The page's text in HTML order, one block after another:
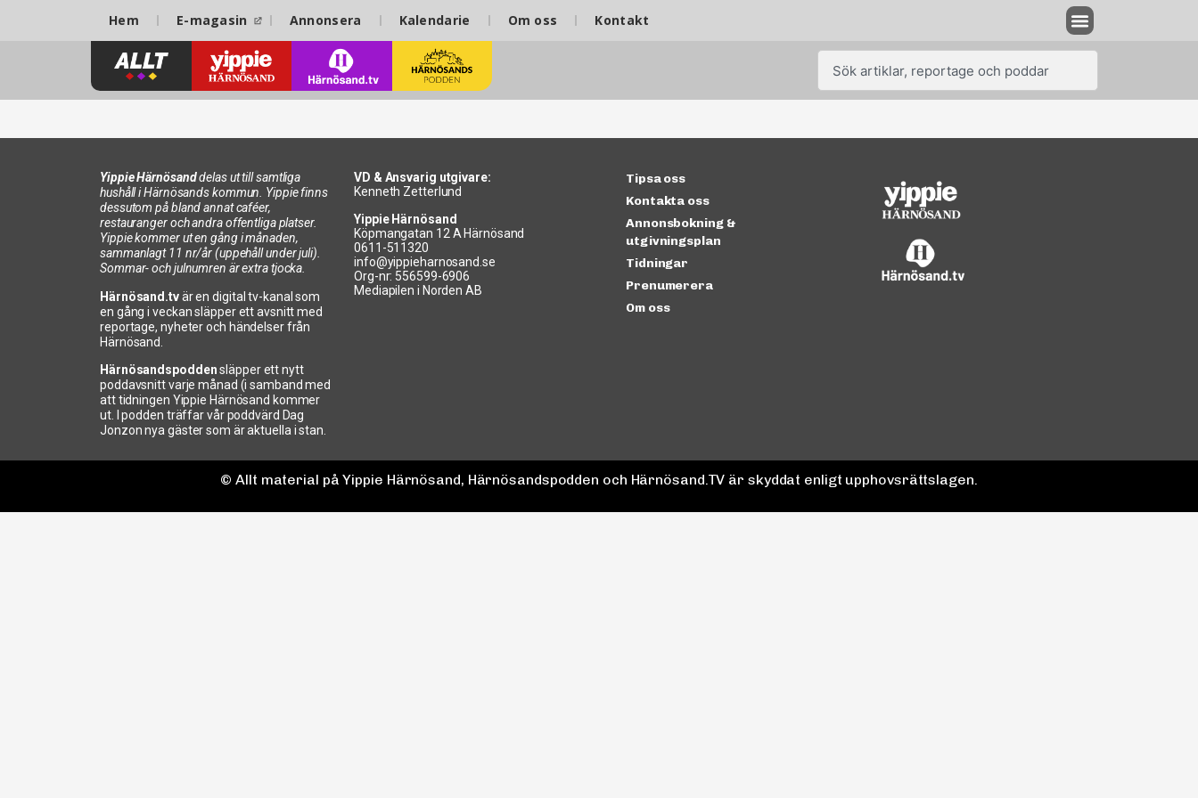
Hem E-magasin Annonsera Kalendarie Om oss Kontakt
Yippie Härnösanddelas ut till samtliga
hushåll i Härnösands kommun. Yippie finns
dessutom på bland annat caféer,
restauranger och andra offentliga platser.
Yippie kommer ut en gång i månaden,
sammanlagt 11 nr/år (uppehåll under juli).
Sommar- och julnumren är extra tjocka.
Härnösand.tvär en digital tv-kanal som
en gång i veckan släpper ett avsnitt med
reportage, nyheter och händelser från
Härnösand.
Härnösandspoddensläpper ett nytt
poddavsnitt varje månad (i samband med
att tidningen Yippie Härnösand kommer
ut. I podden träffar vår poddvärd Dag
Jonzon nya gäster som är aktuella i stan.
VD & Ansvarig utgivare:
Kenneth Zetterlund
Yippie Härnösand
Köpmangatan 12 A Härnösand
0611-511320
info@yippieharnosand.se
Org-nr: 556599-6906
Mediapilen i Norden AB
Tipsa oss
Kontakta oss
Annonsbokning &
utgivningsplan
Tidningar
Prenumerera
Om oss
© Allt material på Yippie Härnösand, Härnösandspodden och Härnösand.TV är skyddat enligt upphovsrättslagen.